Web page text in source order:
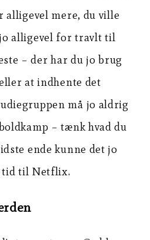
alligevel mere, du ville
alligevel for travlt til
– der har du jo brug
at indhente det
må jo aldrig
– tænk hvad du
ende kunne det jo
tid til Netflix.